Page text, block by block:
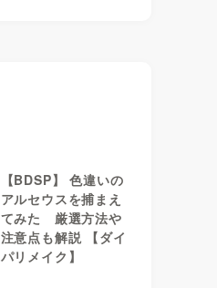
【BDSP】 色違いの
アルセウスを捕まえ
てみた 厳選方法や
注意点も解説 【ダイ
パリメイク】